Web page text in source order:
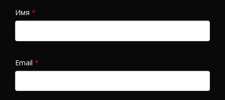
Имя *
Email *